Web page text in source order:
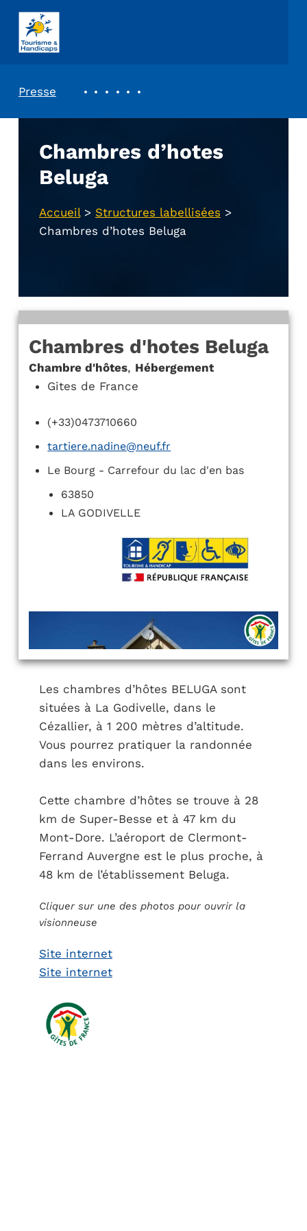
ASSOCIATION TOURISME ET HANDICAPS
Presse
Chambres d’hotes
Beluga
Accueil> Structures labellisées >
Chambres d’hotes Beluga
Chambres d'hotes Beluga
Chambre d'hôtes, Hébergement
Gites de France
(+33)0473710660
tartiere.nadine@neuf.fr
Le Bourg - Carrefour du lac d'en bas
63850
LA GODIVELLE
Les chambres d’hôtes BELUGA sont
situées à La Godivelle, dans le
Cézallier, à 1 200 mètres d’altitude.
Vous pourrez pratiquer la randonnée
dans les environs.
Cette chambre d’hôtes se trouve à 28
km de Super-Besse et à 47 km du
Mont-Dore. L’aéroport de Clermont-
Ferrand Auvergne est le plus proche, à
48 km de l’établissement Beluga.
Cliquer sur une des photos pour ouvrir la
visionneuse
Site internet
Site internet